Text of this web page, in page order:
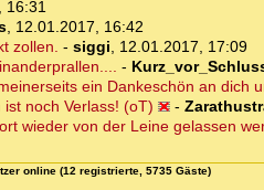
16:31
, 12.01.2017, 16:42
zollen. - siggi, 12.01.2017, 17:09
-
ein Dankeschön an dich
noch Verlass! (oT)
-
wieder von der Leine gelassen
online (12 registrierte, 5735 Gäste)